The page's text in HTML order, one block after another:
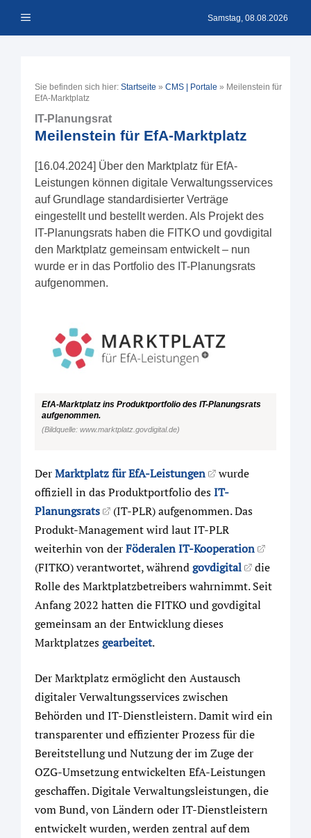
Inhalt Menü Samstag, 08.08.2026
Sie befinden sich hier: Startseite » CMS | Portale » Meilenstein für
EfA-Marktplatz
IT-Planungsrat
Meilenstein für EfA-Marktplatz
[16.04.2024] Über den Marktplatz für EfA-
Leistungen können digitale Verwaltungsservices
auf Grundlage standardisierter Verträge
eingestellt und bestellt werden. Als Projekt des
IT-Planungsrats haben die FITKO und govdigital
den Marktplatz gemeinsam entwickelt – nun
wurde er in das Portfolio des IT-Planungsrats
aufgenommen.
EfA-Marktplatz ins Produktportfolio des IT-Planungsrats
aufgenommen.
(Bildquelle: www.marktplatz.govdigital.de)
DerMarktplatz für EfA-Leistungen
wurde
offiziell in das Produktportfolio desIT-
Planungsrats
(IT-PLR) aufgenommen. Das
Produkt-Management wird laut IT-PLR
weiterhin von derFöderalen IT-Kooperation
(FITKO) verantwortet, währendgovdigital
die
Rolle des Marktplatzbetreibers wahrnimmt. Seit
Anfang 2022 hatten die FITKO und govdigital
gemeinsam an der Entwicklung dieses
Marktplatzesgearbeitet.
Der Marktplatz ermöglicht den Austausch
digitaler Verwaltungsservices zwischen
Behörden und IT-Dienstleistern. Damit wird ein
transparenter und effizienter Prozess für die
Bereitstellung und Nutzung der im Zuge der
OZG-Umsetzung entwickelten EfA-Leistungen
geschaffen. Digitale Verwaltungsleistungen, die
vom Bund, von Ländern oder IT-Dienstleistern
entwickelt wurden, werden zentral auf dem